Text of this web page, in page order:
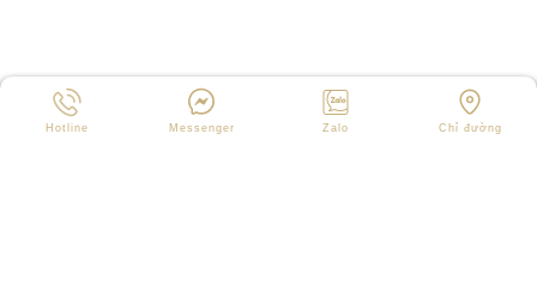
Hotline Messenger Zalo Chỉ đường